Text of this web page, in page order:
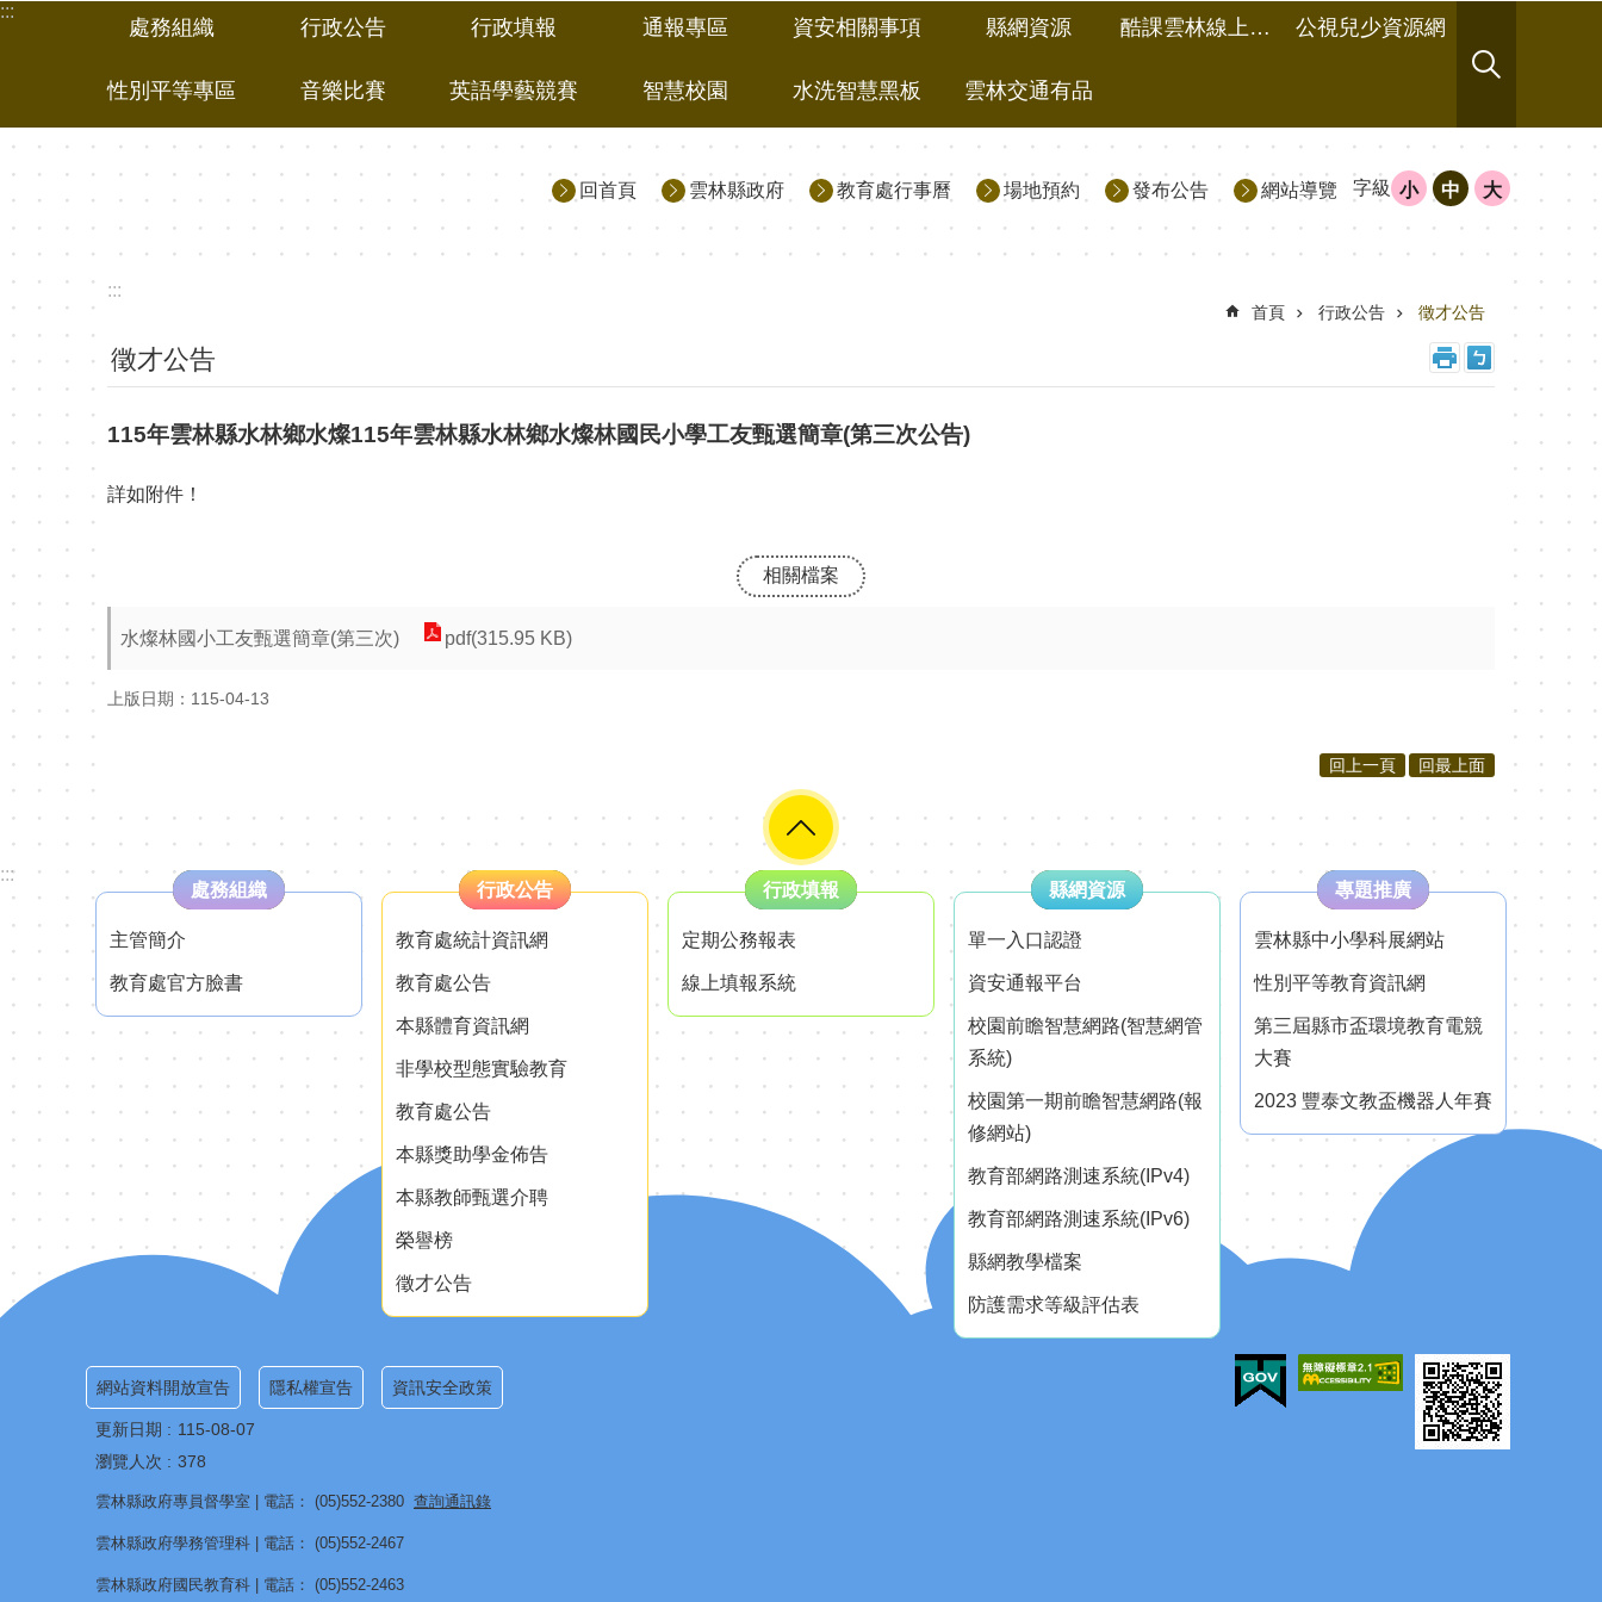
跳到主要內容區塊
:::
處務組織 行政公告 行政填報 通報專區 資安相關事項 縣網資源 酷課雲林線上教學成果分享平台 公視兒少資源網
性別平等專區 音樂比賽 英語學藝競賽 智慧校園 水洗智慧黑板 雲林交通有品
回首頁 雲林縣政府 教育處行事曆 場地預約 發布公告 網站導覽 字級 小 中 大
:::
首頁 行政公告 徵才公告
徵才公告
115年雲林縣水林鄉水燦115年雲林縣水林鄉水燦林國民小學工友甄選簡章(第三次公告)
詳如附件！
相關檔案
水燦林國小工友甄選簡章(第三次) pdf(315.95 KB)
上版日期：115-04-13
回上一頁 回最上面
:::
處務組織
主管簡介
教育處官方臉書
行政公告
教育處統計資訊網
教育處公告
本縣體育資訊網
非學校型態實驗教育
教育處公告
本縣獎助學金佈告
本縣教師甄選介聘
榮譽榜
徵才公告
行政填報
定期公務報表
線上填報系統
縣網資源
單一入口認證
資安通報平台
校園前瞻智慧網路(智慧網管
系統)
校園第一期前瞻智慧網路(報
修網站)
教育部網路測速系統(IPv4)
教育部網路測速系統(IPv6)
縣網教學檔案
防護需求等級評估表
專題推廣
雲林縣中小學科展網站
性別平等教育資訊網
第三屆縣市盃環境教育電競
大賽
2023 豐泰文教盃機器人年賽
網站資料開放宣告 隱私權宣告 資訊安全政策
更新日期
115-08-07
瀏覽人次
378
雲林縣政府專員督學室 | 電話： (05)552-2380 查詢通訊錄
雲林縣政府學務管理科 | 電話： (05)552-2467
雲林縣政府國民教育科 | 電話： (05)552-2463